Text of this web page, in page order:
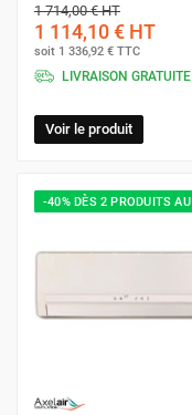
1 714,00 €HT
1 114,10 € HT
soit 1 336,92 € TTC
LIVRAISON GRATUITE
Voir le produit